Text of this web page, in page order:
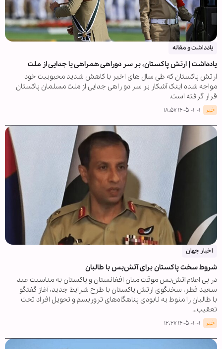
یادداشت و مقاله
یادداشت | ارتش پاکستان، بر سر دوراهی همراهی یا جدایی از ملت
ارتش پاکستان که طی سال های اخیر با کاهش شدید محبوبیت خود
مواجه شده اینک آشکار بر سر دو راهی جدایی از ملت مسلمان پاکستان
قرار گرفته است.
خبر ۱۴۰۵-۰۱-۰۱ ۱۸:۵۷
اخبار جهان
شروط سخت پاکستان برای آتش‌بس با طالبان
در پی اعلام آتش‌بس موقت میان افغانستان و پاکستان به مناسبت عید
سعید فطر، سخنگوی ارتش پاکستان با طرح شرایط جدید، آغاز گفتگو
با طالبان را منوط به نابودی پناهگاه‌های تروریسم و تحویل افراد تحت
تعقیب…
خبر ۱۴۰۵-۰۱-۰۱ ۱۲:۲۷